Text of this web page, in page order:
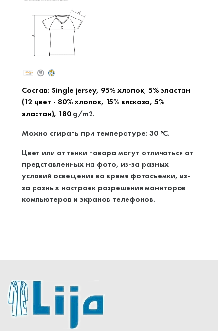
Состав: Single jersey, 95% хлопок, 5% эластан
(12 цвет - 80% хлопок, 15% вискоза, 5%
эластан), 180 g/m2.
Можно стирать при температуре: 30 °C.
Цвет или оттенки товара могут отличаться от
представленных на фото, из-за разных
условий освещения во время фотосъемки, из-
за разных настроек разрешения мониторов
компьютеров и экранов телефонов.